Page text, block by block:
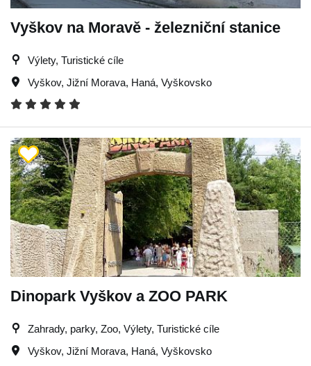
Vyškov na Moravě - železniční stanice
Výlety, Turistické cíle
Vyškov, Jižní Morava, Haná, Vyškovsko
Dinopark Vyškov a ZOO PARK
Zahrady, parky, Zoo, Výlety, Turistické cíle
Vyškov, Jižní Morava, Haná, Vyškovsko